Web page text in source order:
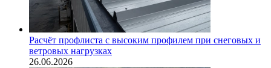
Расчёт профлиста с высоким профилем при снеговых и
ветровых нагрузках
26.06.2026